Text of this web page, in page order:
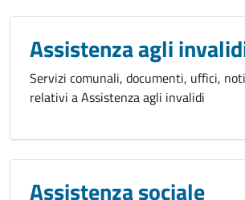
Assistenza agli
Servizi comunali, documenti, uffici,
relativi a Assistenza agli invalidi
Assistenza sociale